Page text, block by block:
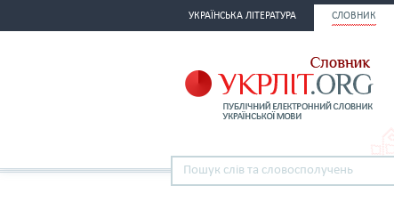
УКРАЇНСЬКА ЛІТЕРАТУРА СЛОВНИК